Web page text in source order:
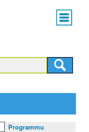
Main
menu
Programmu